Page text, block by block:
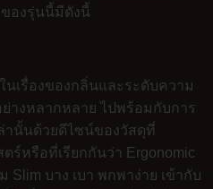
องรุ่นนี้มีดังนี้
เรื่องของกลิ่นและระดับความ
างหลากหลาย ไปพร้อมกับการ
นั้นด้วยดีไซน์ของวัสดุที่
ร์หรือที่เรียกกันว่า Ergonomic
Slim บาง เบา พกพาง่าย เข้ากับ